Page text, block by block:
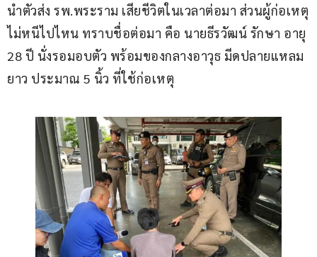
นำตัวส่ง รพ.พระราม เสียชีวิตในเวลาต่อมา ส่วนผู้ก่อเหตุ
ไม่หนีไปไหน ทราบชื่อต่อมา คือ นายธีรวัฒน์ รักษา อายุ
28 ปี นั่งรอมอบตัว พร้อมของกลางอาวุธ มีดปลายแหลม
ยาว ประมาณ 5 นิ้ว ที่ใช้ก่อเหตุ